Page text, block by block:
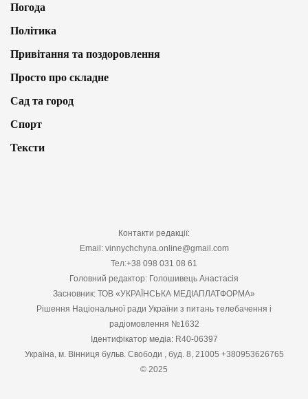
Погода
Політика
Привітання та поздоровлення
Просто про складне
Сад та город
Спорт
Тексти
Контакти редакції:
Email: vinnychchyna.online@gmail.com
Тел:+38 098 031 08 61
Головний редактор: Голошивець Анастасія
Засновник: ТОВ «УКРАЇНСЬКА МЕДІАПЛАТФОРМА»
Рішення Національної ради України з питань телебачення і
радіомовлення №1632
Ідентифікатор медіа: R40-06397
Україна, м. Вінниця бульв. Свободи , буд. 8, 21005 +380953626765
© 2025